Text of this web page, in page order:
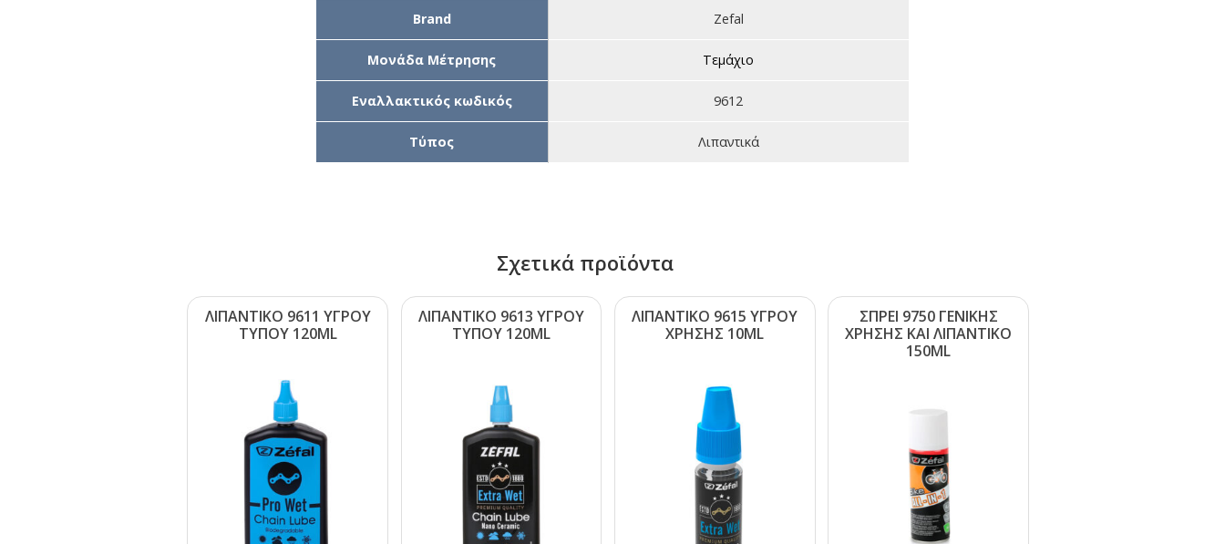
Brand Zefal
Μονάδα Μέτρησης Τεμάχιο
Εναλλακτικός κωδικός 9612
Τύπος Λιπαντικά
Σχετικά προϊόντα
ΛΙΠΑΝΤΙΚΟ 9611 ΥΓΡΟΥ
ΤΥΠΟΥ 120ΜL
ΛΙΠΑΝΤΙΚΟ 9613 ΥΓΡΟΥ
ΤΥΠΟΥ 120ΜL
ΛΙΠΑΝΤΙΚΟ 9615 ΥΓΡΟΥ
ΧΡΗΣΗΣ 10ΜL
ΣΠΡΕΙ 9750 ΓΕΝΙΚΗΣ
ΧΡΗΣΗΣ ΚΑΙ ΛΙΠΑΝΤΙΚΟ
150ΜL